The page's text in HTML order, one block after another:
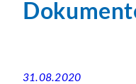
31.08.2020